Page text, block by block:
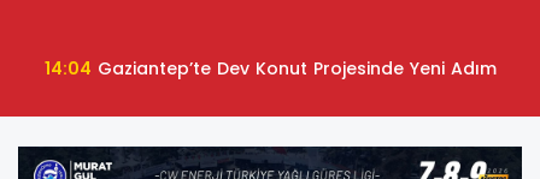
14:04 Gaziantep’te Dev Konut Projesinde Yeni Adım